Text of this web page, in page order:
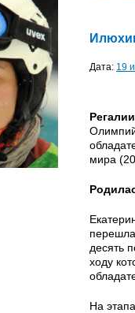
Дата: 19
мира
десять
ходу
На